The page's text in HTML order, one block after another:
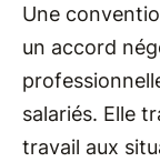
Une
un accord
salariés. Elle
travail aux